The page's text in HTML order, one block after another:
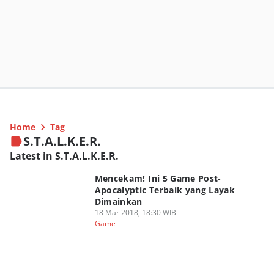
Home Tag
S.T.A.L.K.E.R.
Latest in S.T.A.L.K.E.R.
Mencekam! Ini 5 Game Post-
Apocalyptic Terbaik yang Layak
Dimainkan
18 Mar 2018, 18:30 WIB
Game